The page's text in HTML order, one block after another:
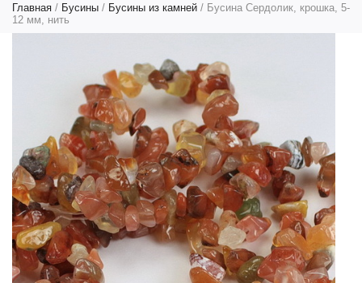
Главная / Бусины / Бусины из камней / Бусина Сердолик, крошка, 5-
12 мм, нить